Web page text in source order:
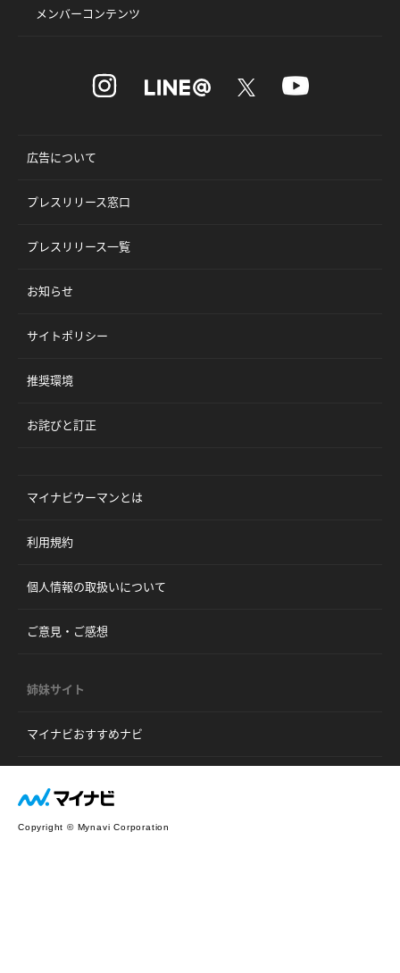
メンバーコンテンツ
広告について
プレスリリース窓口
プレスリリース一覧
お知らせ
サイトポリシー
推奨環境
お詫びと訂正
マイナビウーマンとは
利用規約
個人情報の取扱いについて
ご意見・ご感想
姉妹サイト
マイナビおすすめナビ
Copyright © Mynavi Corporation